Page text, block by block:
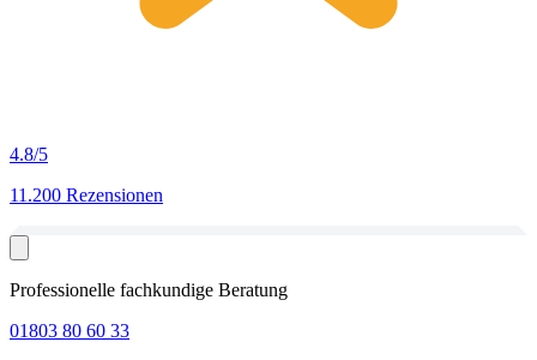
4.8/5
11.200 Rezensionen
Professionelle fachkundige Beratung
01803 80 60 33